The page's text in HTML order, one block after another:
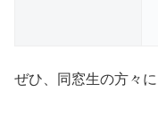
ぜひ、同窓生の方々